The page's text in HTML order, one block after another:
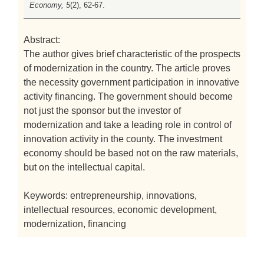
Economy, 5(2), 62-67.
Abstract:
The author gives brief characteristic of the prospects
of modernization in the country. The article proves
the necessity government participation in innovative
activity financing. The government should become
not just the sponsor but the investor of
modernization and take a leading role in control of
innovation activity in the county. The investment
economy should be based not on the raw materials,
but on the intellectual capital.
Keywords: entrepreneurship, innovations,
intellectual resources, economic development,
modernization, financing